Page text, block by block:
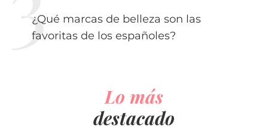
¿Qué marcas de belleza son las
favoritas de los españoles?
Lo más
destacado